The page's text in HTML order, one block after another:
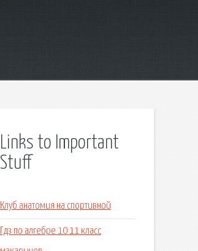
Links to Important
Stuff
Клуб анатомия на спортивной
Гдз по алгебре 10 11 класс